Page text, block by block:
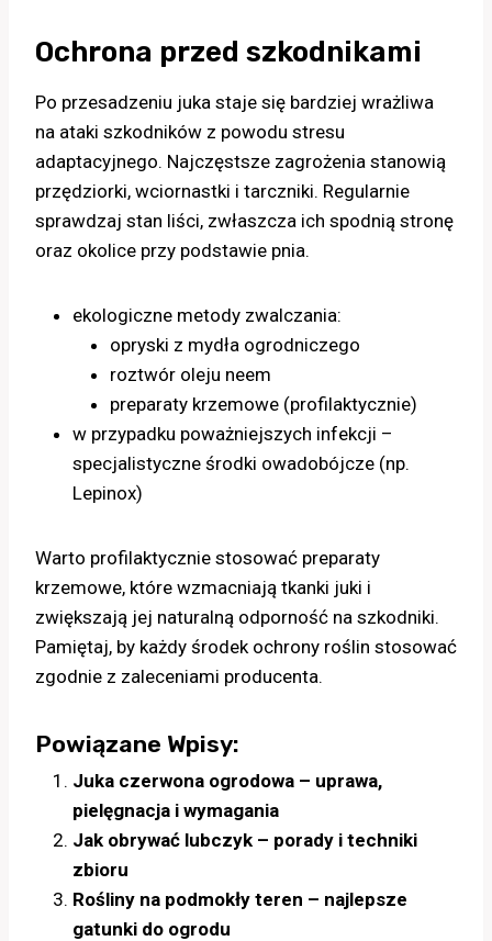
Ochrona przed szkodnikami
Po przesadzeniu juka staje się bardziej wrażliwa
na ataki szkodników z powodu stresu
adaptacyjnego. Najczęstsze zagrożenia stanowią
przędziorki, wciornastki i tarczniki. Regularnie
sprawdzaj stan liści, zwłaszcza ich spodnią stronę
oraz okolice przy podstawie pnia.
ekologiczne metody zwalczania:
opryski z mydła ogrodniczego
roztwór oleju neem
preparaty krzemowe (profilaktycznie)
w przypadku poważniejszych infekcji –
specjalistyczne środki owadobójcze (np.
Lepinox)
Warto profilaktycznie stosować preparaty
krzemowe, które wzmacniają tkanki juki i
zwiększają jej naturalną odporność na szkodniki.
Pamiętaj, by każdy środek ochrony roślin stosować
zgodnie z zaleceniami producenta.
Powiązane Wpisy:
Juka czerwona ogrodowa – uprawa,
pielęgnacja i wymagania
Jak obrywać lubczyk – porady i techniki
zbioru
Rośliny na podmokły teren – najlepsze
gatunki do ogrodu